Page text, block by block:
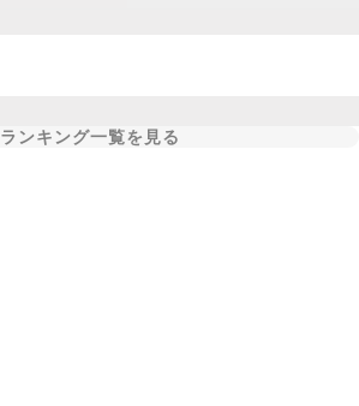
ランキング一覧を見る